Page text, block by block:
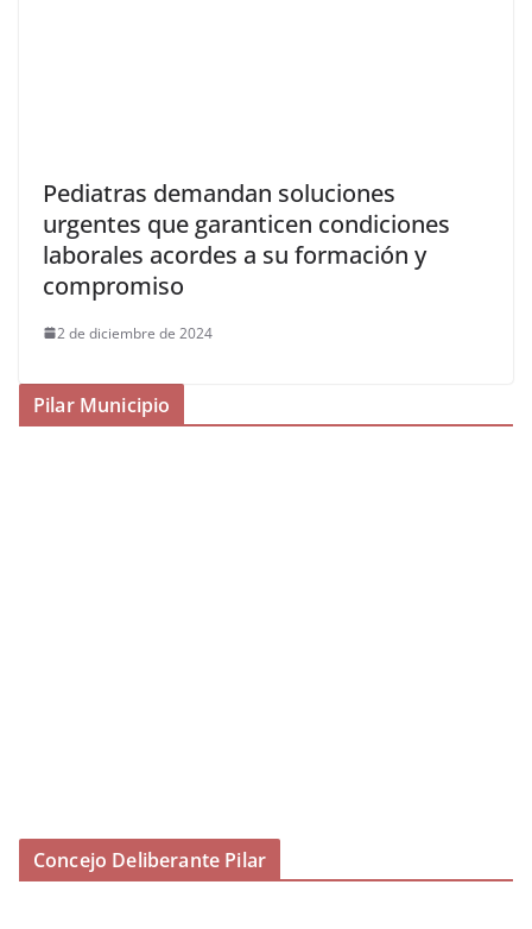
Pediatras demandan soluciones
urgentes que garanticen condiciones
laborales acordes a su formación y
compromiso
2 de diciembre de 2024
Pilar Municipio
Concejo Deliberante Pilar